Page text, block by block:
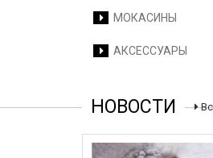
МОКАСИНЫ
АКСЕССУАРЫ
НОВОСТИ